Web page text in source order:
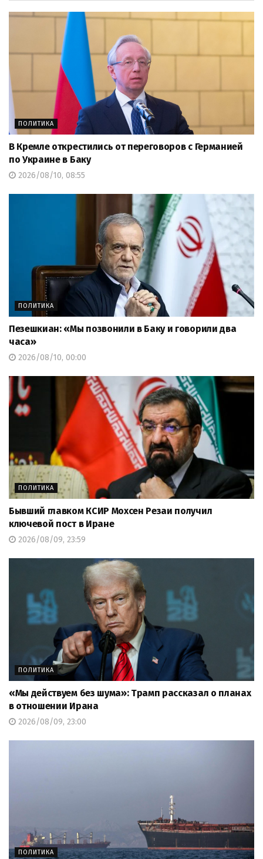
ПОЛИТИКА
В Кремле открестились от переговоров с Германией
по Украине в Баку
2026/08/10, 08:55
ПОЛИТИКА
Пезешкиан: «Мы позвонили в Баку и говорили два
часа»
2026/08/10, 00:00
ПОЛИТИКА
Бывший главком КСИР Мохсен Резаи получил
ключевой пост в Иране
2026/08/09, 23:59
ПОЛИТИКА
«Мы действуем без шума»: Трамп рассказал о планах
в отношении Ирана
2026/08/09, 23:00
ПОЛИТИКА